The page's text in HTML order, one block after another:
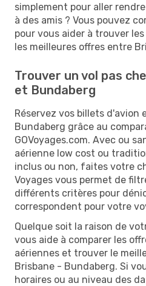
simplement pour aller
à des amis ? Vous pouvez
pour vous aider à trouver
les meilleures offres entre
Trouver un vol pas
et Bundaberg
Réservez vos billets d'avion
Bundaberg grâce au
GOVoyages.com. Avec ou
aérienne low cost ou
inclus ou non, faites votre
Voyages vous permet de
différents critères pour
correspondent pour votre
Quelque soit la raison de
vous aide à comparer les
aériennes et trouver le
Brisbane - Bundaberg. Si
horaires ou au niveau des